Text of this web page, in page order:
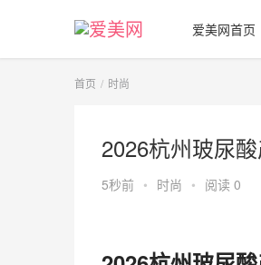
爱美网首页
首页 时尚
2026杭州玻尿
5秒前 • 时尚 • 阅读 0